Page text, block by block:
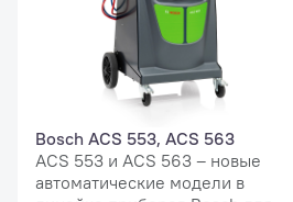
Bosch ACS 553, ACS 563
ACS 553 и ACS 563 – новые
автоматические модели в